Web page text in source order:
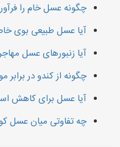
چگونه عسل خام را
آیا عسل طبیعی بوی
آیا زنبورهای عسل
چگونه از کندو در
آیا عسل برای کاهش
چه تفاوتی میان عسل